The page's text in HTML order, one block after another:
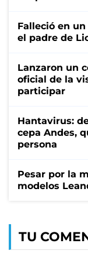
Falleció en
el padre de
Lanzaron un
oficial de la
participar
Hantavirus:
cepa Andes,
persona
Pesar por la
modelos
TU